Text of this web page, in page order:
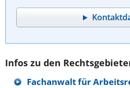
Infos zu den
Fachanwalt für